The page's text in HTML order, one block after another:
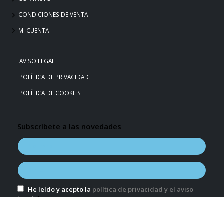
CONDICIONES DE VENTA
MI CUENTA
AVISO LEGAL
POLÍTICA DE PRIVACIDAD
POLÍTICA DE COOKIES
Subscríbete a las novedades
He leído y acepto la política de privacidad y el aviso